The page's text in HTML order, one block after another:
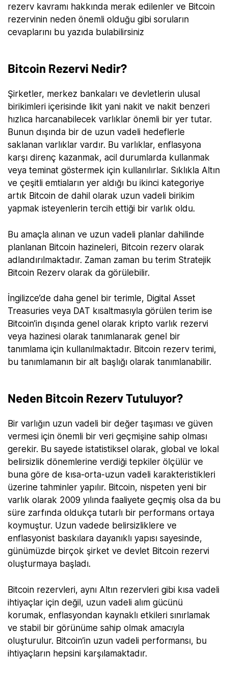
rezerv kavramı hakkında merak edilenler ve Bitcoin
rezervinin neden önemli olduğu gibi soruların
cevaplarını bu yazıda bulabilirsiniz
Bitcoin Rezervi Nedir?
Şirketler, merkez bankaları ve devletlerin ulusal
birikimleri içerisinde likit yani nakit ve nakit benzeri
hızlıca harcanabilecek varlıklar önemli bir yer tutar.
Bunun dışında bir de uzun vadeli hedeflerle
saklanan varlıklar vardır. Bu varlıklar, enflasyona
karşı direnç kazanmak, acil durumlarda kullanmak
veya teminat göstermek için kullanılırlar. Sıklıkla Altın
ve çeşitli emtiaların yer aldığı bu ikinci kategoriye
artık Bitcoin de dahil olarak uzun vadeli birikim
yapmak isteyenlerin tercih ettiği bir varlık oldu.
Bu amaçla alınan ve uzun vadeli planlar dahilinde
planlanan Bitcoin hazineleri, Bitcoin rezerv olarak
adlandırılmaktadır. Zaman zaman bu terim Stratejik
Bitcoin Rezerv olarak da görülebilir.
İngilizce’de daha genel bir terimle, Digital Asset
Treasuries veya DAT kısaltmasıyla görülen terim ise
Bitcoin’in dışında genel olarak kripto varlık rezervi
veya hazinesi olarak tanımlanarak genel bir
tanımlama için kullanılmaktadır. Bitcoin rezerv terimi,
bu tanımlamanın bir alt başlığı olarak tanımlanabilir.
Neden Bitcoin Rezerv Tutuluyor?
Bir varlığın uzun vadeli bir değer taşıması ve güven
vermesi için önemli bir veri geçmişine sahip olması
gerekir. Bu sayede istatistiksel olarak, global ve lokal
belirsizlik dönemlerine verdiği tepkiler ölçülür ve
buna göre de kısa-orta-uzun vadeli karakteristikleri
üzerine tahminler yapılır. Bitcoin, nispeten yeni bir
varlık olarak 2009 yılında faaliyete geçmiş olsa da bu
süre zarfında oldukça tutarlı bir performans ortaya
koymuştur. Uzun vadede belirsizliklere ve
enflasyonist baskılara dayanıklı yapısı sayesinde,
günümüzde birçok şirket ve devlet Bitcoin rezervi
oluşturmaya başladı.
Bitcoin rezervleri, aynı Altın rezervleri gibi kısa vadeli
ihtiyaçlar için değil, uzun vadeli alım gücünü
korumak, enflasyondan kaynaklı etkileri sınırlamak
ve stabil bir görünüme sahip olmak amacıyla
oluşturulur. Bitcoin’in uzun vadeli performansı, bu
ihtiyaçların hepsini karşılamaktadır.